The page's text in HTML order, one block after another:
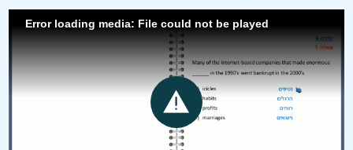
Error loading media: File could not be played